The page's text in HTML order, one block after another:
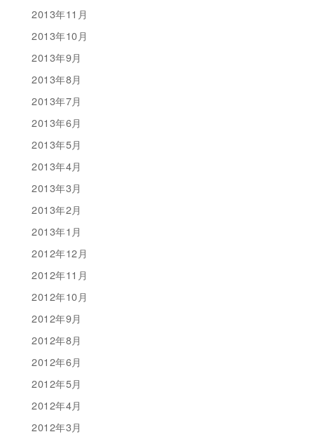
2013年11月
2013年10月
2013年9月
2013年8月
2013年7月
2013年6月
2013年5月
2013年4月
2013年3月
2013年2月
2013年1月
2012年12月
2012年11月
2012年10月
2012年9月
2012年8月
2012年6月
2012年5月
2012年4月
2012年3月